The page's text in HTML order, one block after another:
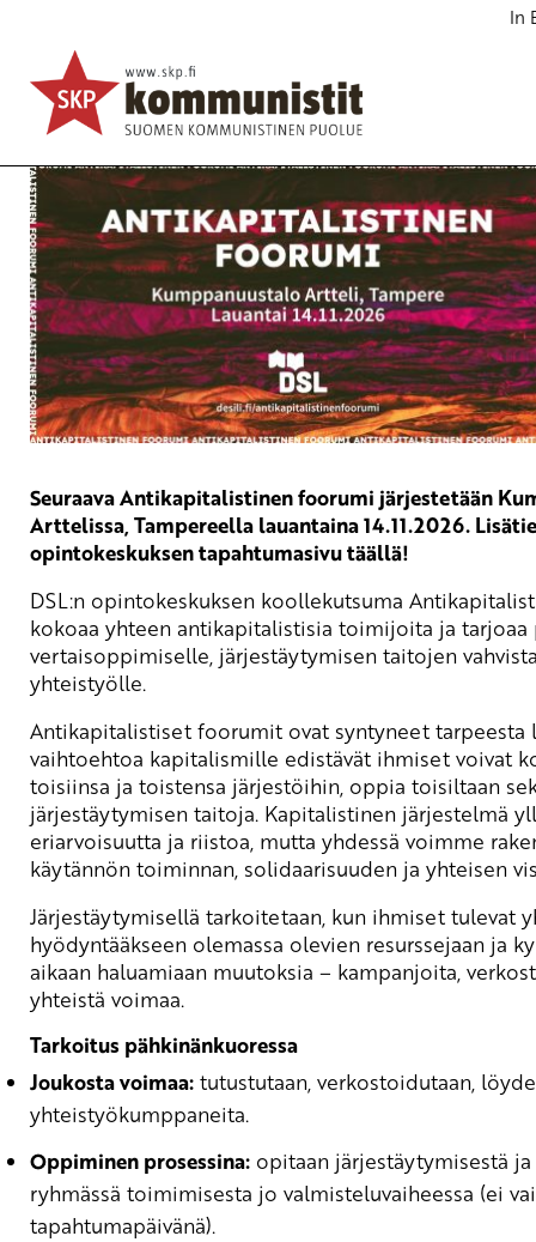
In
Antikapitalistinen foorumi
Seminaari
la 14.11.2026 klo11:00
Seuraava Antikapitalistinen foorumi järjestetään
Arttelissa, Tampereella lauantaina 14.11.2026.
opintokeskuksen tapahtumasivu täällä!
DSL:n opintokeskuksen koollekutsuma
kokoaa yhteen antikapitalistisia toimijoita ja tarjoaa
vertaisoppimiselle, järjestäytymisen taitojen
yhteistyölle.
Antikapitalistiset foorumit ovat syntyneet tarpeesta
vaihtoehtoa kapitalismille edistävät ihmiset voivat
toisiinsa ja toistensa järjestöihin, oppia toisiltaan
järjestäytymisen taitoja. Kapitalistinen järjestelmä
eriarvoisuutta ja riistoa, mutta yhdessä voimme
käytännön toiminnan, solidaarisuuden ja yhteisen
Järjestäytymisellä tarkoitetaan, kun ihmiset tulevat
hyödyntääkseen olemassa olevien resurssejaan ja
aikaan haluamiaan muutoksia – kampanjoita,
yhteistä voimaa.
Tarkoitus pähkinänkuoressa
Joukosta voimaa: tutustutaan, verkostoidutaan,
yhteistyökumppaneita.
Oppiminen prosessina: opitaan järjestäytymisestä
ryhmässä toimimisesta jo valmisteluvaiheessa (ei
tapahtumapäivänä).